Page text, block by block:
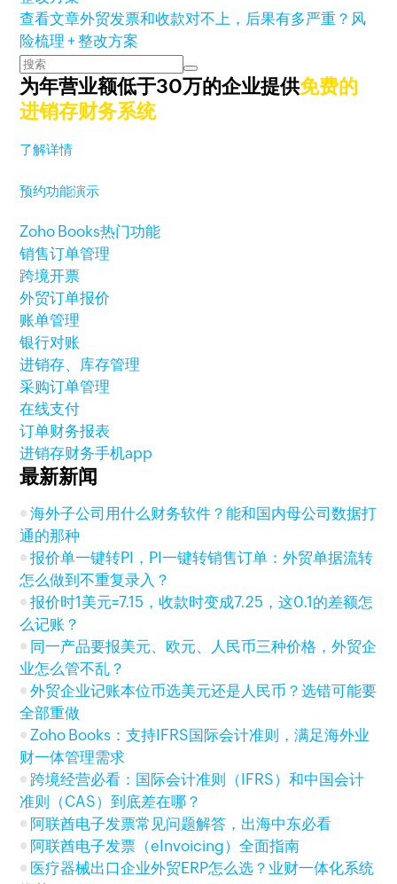
查看文章外贸发票和收款对不上，后果有多严重？风
险梳理 + 整改方案
为年营业额低于30万的企业提供免费的
进销存财务系统
了解详情
预约功能演示
Zoho Books热门功能
销售订单管理
跨境开票
外贸订单报价
账单管理
银行对账
进销存、库存管理
采购订单管理
在线支付
订单财务报表
进销存财务手机app
最新新闻
海外子公司用什么财务软件？能和国内母公司数据打
通的那种
报价单一键转PI，PI一键转销售订单：外贸单据流转
怎么做到不重复录入？
报价时1美元=7.15，收款时变成7.25，这0.1的差额怎
么记账？
同一产品要报美元、欧元、人民币三种价格，外贸企
业怎么管不乱？
外贸企业记账本位币选美元还是人民币？选错可能要
全部重做
Zoho Books：支持IFRS国际会计准则，满足海外业
财一体管理需求
跨境经营必看：国际会计准则（IFRS）和中国会计
准则（CAS）到底差在哪？
阿联酋电子发票常见问题解答，出海中东必看
阿联酋电子发票（eInvoicing）全面指南
医疗器械出口企业外贸ERP怎么选？业财一体化系统